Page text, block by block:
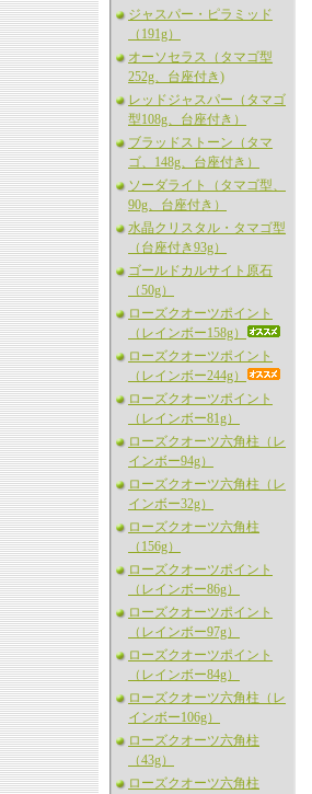
ジャスパー・ピラミッド
（191g）
オーソセラス（タマゴ型
252g、台座付き)
レッドジャスパー（タマゴ
型108g、台座付き）
ブラッドストーン（タマ
ゴ、148g、台座付き）
ソーダライト（タマゴ型、
90g、台座付き）
水晶クリスタル・タマゴ型
（台座付き93g）
ゴールドカルサイト原石
（50g）
ローズクオーツポイント
（レインボー158g）
ローズクオーツポイント
（レインボー244g）
ローズクオーツポイント
（レインボー81g）
ローズクオーツ六角柱（レ
インボー94g）
ローズクオーツ六角柱（レ
インボー32g）
ローズクオーツ六角柱
（156g）
ローズクオーツポイント
（レインボー86g）
ローズクオーツポイント
（レインボー97g）
ローズクオーツポイント
（レインボー84g）
ローズクオーツ六角柱（レ
インボー106g）
ローズクオーツ六角柱
（43g）
ローズクオーツ六角柱